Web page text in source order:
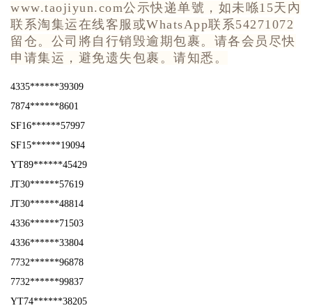
www.taojiyun.com公示快递单號，如未喺15天內
联系淘集运在线客服或WhatsApp联系54271072
留仓。公司將自行销毁逾期包裹。请各会员尽快
申请集运，避免遗失包裹。请知悉。
4335******39309
7874******8601
SF16******57997
SF15******19094
YT89******45429
JT30******57619
JT30******48814
4336******71503
4336******33804
7732******96878
7732******99837
YT74******38205